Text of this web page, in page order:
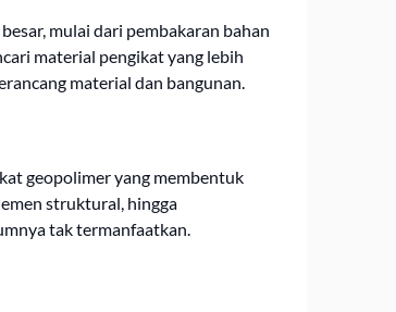
mulai dari pembakaran bahan
material pengikat yang lebih
material dan bangunan.
geopolimer yang membentuk
struktural, hingga
tak termanfaatkan.